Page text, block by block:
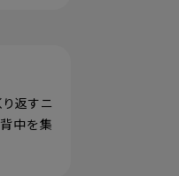
り返すニ
背中を集